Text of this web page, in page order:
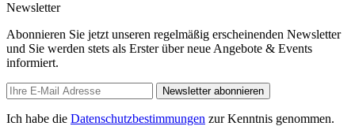
Newsletter
Abonnieren Sie jetzt unseren regelmäßig erscheinenden Newsletter
und Sie werden stets als Erster über neue Angebote & Events
informiert.
Newsletter abonnieren
Ich habe die Datenschutzbestimmungen zur Kenntnis genommen.